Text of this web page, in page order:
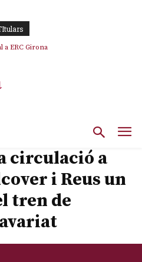
a ERC Gironacatalanes per part de la UFEC
circulació a
i Reus un
tren de